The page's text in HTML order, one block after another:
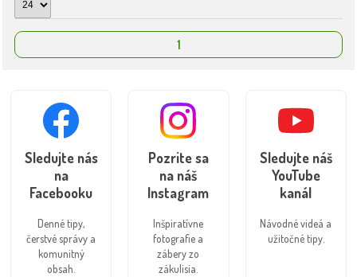
1
Sledujte nás
na
Facebooku
Denné tipy,
čerstvé správy a
komunitný
obsah.
Pozrite sa
na náš
Instagram
Inšpiratívne
fotografie a
zábery zo
zákulisia.
Sledujte náš
YouTube
kanál
Návodné videá a
užitočné tipy.